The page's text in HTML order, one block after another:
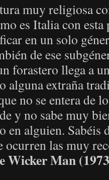
muy religiosa
es Italia con
en un solo
de ese
forastero llega a
extraña
no se entera de
y no sabe muy
en alguien. Sabéis
ocurren las muy
Wicker Man